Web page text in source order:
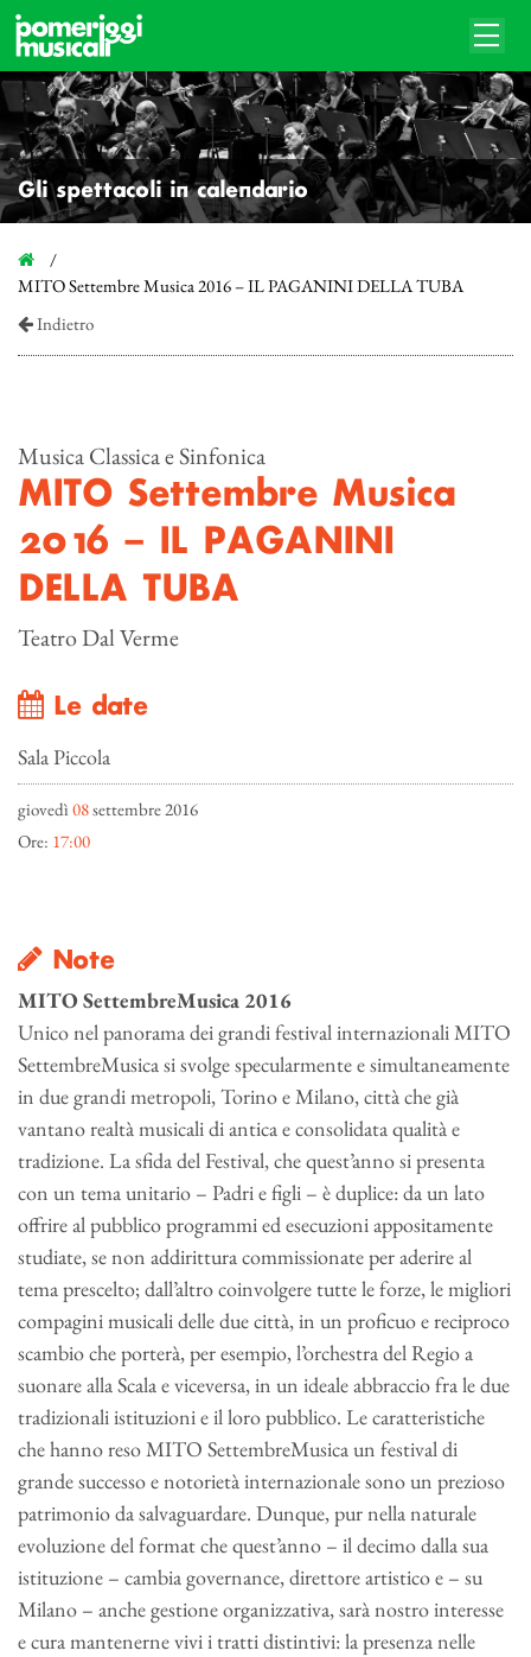
Gli spettacoli in calendario
MITO Settembre Musica 2016 – IL PAGANINI DELLA TUBA
Indietro
Musica Classica e Sinfonica
MITO Settembre Musica
2016 – IL PAGANINI
DELLA TUBA
Teatro Dal Verme
Le date
Sala Piccola
giovedì 08settembre 2016
Ore: 17:00
Note
MITO SettembreMusica 2016
Unico nel panorama dei grandi festival internazionali MITO
SettembreMusica si svolge specularmente e simultaneamente
in due grandi metropoli, Torino e Milano, città che già
vantano realtà musicali di antica e consolidata qualità e
tradizione. La sfida del Festival, che quest’anno si presenta
con un tema unitario – Padri e figli – è duplice: da un lato
offrire al pubblico programmi ed esecuzioni appositamente
studiate, se non addirittura commissionate per aderire al
tema prescelto; dall’altro coinvolgere tutte le forze, le migliori
compagini musicali delle due città, in un proficuo e reciproco
scambio che porterà, per esempio, l’orchestra del Regio a
suonare alla Scala e viceversa, in un ideale abbraccio fra le due
tradizionali istituzioni e il loro pubblico. Le caratteristiche
che hanno reso MITO SettembreMusica un festival di
grande successo e notorietà internazionale sono un prezioso
patrimonio da salvaguardare. Dunque, pur nella naturale
evoluzione del format che quest’anno – il decimo dalla sua
istituzione – cambia governance, direttore artistico e – su
Milano – anche gestione organizzativa, sarà nostro interesse
e cura mantenerne vivi i tratti distintivi: la presenza nelle